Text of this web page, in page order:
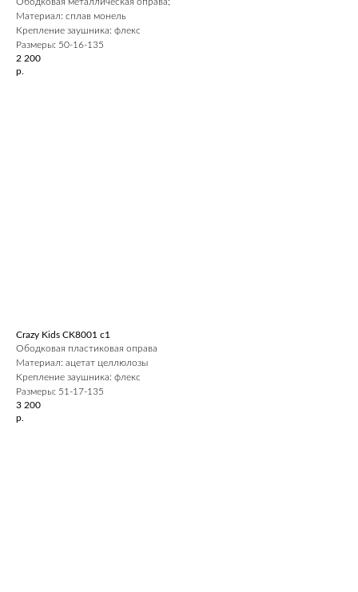
Материал: сплав монель
Крепление заушника: флекс
Размеры: 50-16-135
2 200
р.
Crazy Kids CK8001 c1
Ободковая пластиковая оправа
Материал: ацетат целлюлозы
Крепление заушника: флекс
Размеры: 51-17-135
3 200
р.